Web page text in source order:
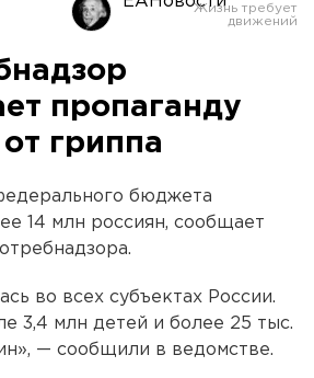
пропаганду
гриппа
бюджета
14 млн россиян, сообщает
во всех субъектах России.
3,4 млн детей и более 25 тыс.
— сообщили в ведомстве.